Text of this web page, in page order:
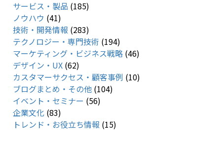
サービス・製品 (185)
ノウハウ (41)
技術・開発情報 (283)
テクノロジー・専門技術 (194)
マーケティング・ビジネス戦略(46)
デザイン・UX(62)
カスタマーサクセス・顧客事例 (10)
ブログまとめ・その他(104)
イベント・セミナー (56)
企業文化 (83)
トレンド・お役立ち情報 (15)